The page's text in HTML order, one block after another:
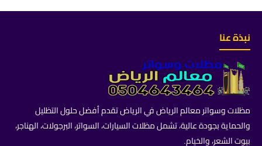
نبذة عنا
مظلات وسواتر معالم الرياض في الرياض تقدم أفضل حلول التظليل
والحماية بجودة عالية، تشمل مظلات السيارات، السواتر، البرجولات، الهناجر،
بيوت الشعر، والخيام.